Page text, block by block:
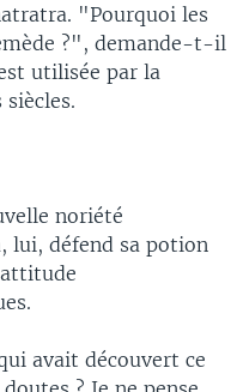
"Pourquoi les
?", demande-t-il
utilisée par la
noriété
lui, défend sa potion
avait découvert ce